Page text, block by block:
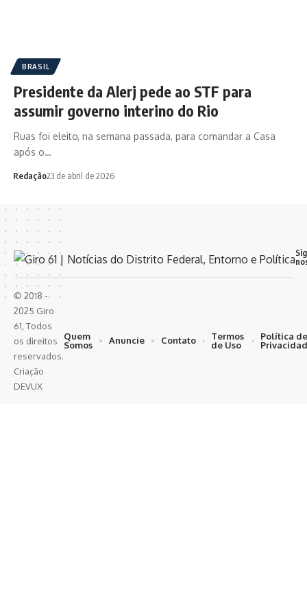
BRASIL
Presidente da Alerj pede ao STF para
assumir governo interino do Rio
Ruas foi eleito, na semana passada, para comandar a Casa
após o…
Redação23 de abril de 2026
© 2018 -
2025 Giro
61, Todos
os direitos
reservados.
Criação
DEVUX
Quem
Somos
Anuncie Contato
Termos
de Uso
Política